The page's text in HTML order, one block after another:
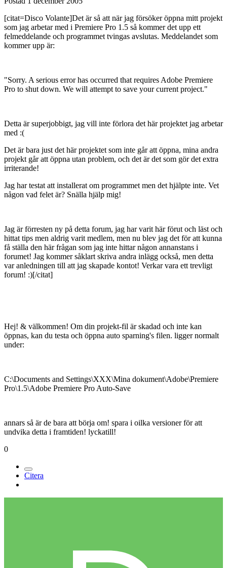
[citat=Disco Volante]Det är så att när jag försöker öppna mitt projekt
som jag arbetar med i Premiere Pro 1.5 så kommer det upp ett
felmeddelande och programmet tvingas avslutas. Meddelandet som
kommer upp är:
"Sorry. A serious error has occurred that requires Adobe Premiere
Pro to shut down. We will attempt to save your current project."
Detta är superjobbigt, jag vill inte förlora det här projektet jag arbetar
med :(
Det är bara just det här projektet som inte går att öppna, mina andra
projekt går att öppna utan problem, och det är det som gör det extra
irriterande!
Jag har testat att installerat om programmet men det hjälpte inte. Vet
någon vad felet är? Snälla hjälp mig!
Jag är förresten ny på detta forum, jag har varit här förut och läst och
hittat tips men aldrig varit medlem, men nu blev jag det för att kunna
få ställa den här frågan som jag inte hittar någon annanstans i
forumet! Jag kommer såklart skriva andra inlägg också, men detta
var anledningen till att jag skapade kontot! Verkar vara ett trevligt
forum! :)[/citat]
Hej! & välkommen! Om din projekt-fil är skadad och inte kan
öppnas, kan du testa och öppna auto sparning's filen. ligger normalt
under:
C:\Documents and Settings\XXX\Mina dokument\Adobe\Premiere
Pro\1.5\Adobe Premiere Pro Auto-Save
annars så är de bara att börja om! spara i oilka versioner för att
undvika detta i framtiden! lyckatill!
0
Citera